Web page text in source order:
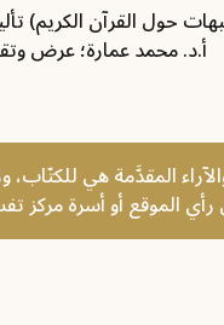
حول القرآن الكريم)
أ.د. محمد عمارة؛ عرض
المقدَّمة هي للكتّاب،
الموقع أو أسرة مركز